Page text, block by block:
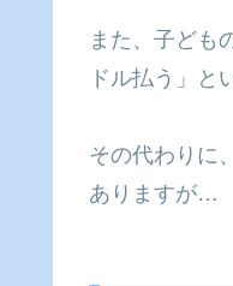
また、子ども
ドル払う」と
その代わりに
ありますが…